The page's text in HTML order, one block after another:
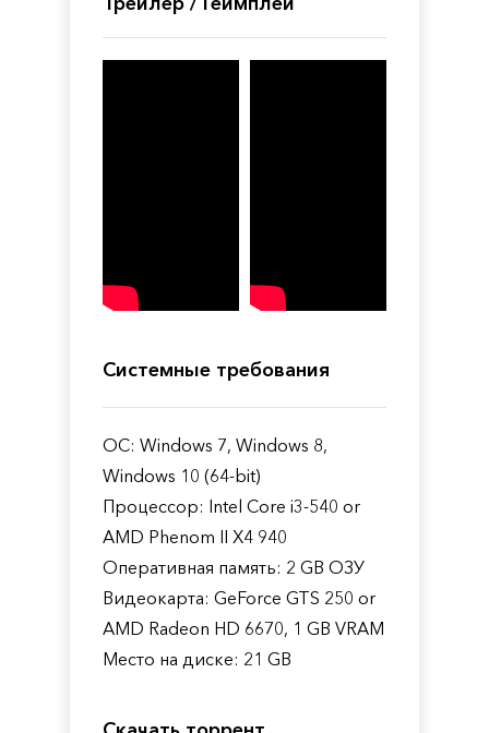
Системные требования
ОС: Windows 7, Windows 8,
Windows 10 (64-bit)
Процессор: Intel Core i3-540 or
AMD Phenom II X4 940
Оперативная память: 2 GB ОЗУ
Видеокарта: GeForce GTS 250 or
AMD Radeon HD 6670, 1 GB VRAM
Место на диске: 21 GB